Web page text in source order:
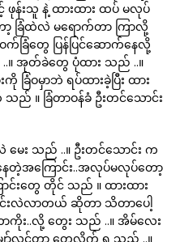
န်းသူ နဲ့ ထားထား ထပ် မလုပ်
ော့ ခြံထဲလဲ မရောက်တာ ကြာလို့
ခြံတွေ ပြန်ပြင်ဆောက်နေလို့
အုတ်ခဲတွေ ပုံထား သည် ..။
ခြံဝမှာဘဲ ရပ်ထားခဲ့ပြီး ထား
။ ခြံတာဝန်ခံ ဦးတင်သောင်း
ေး သည် ..။ ဦးတင်သောင်း က
နေတဲ့အကြောင်း..အလုပ်မလုပ်တော့
င်းတွေ တိုင် သည် ။ ထားထား
င်းလဲလာတယ် ဆိုတာ သိတာပေါ့
ာကိုး..လို့ တွေး သည် ..။ အိမ်လေး
ော်လင့်တာ တွေ့လိုက် ရ သည် ..။